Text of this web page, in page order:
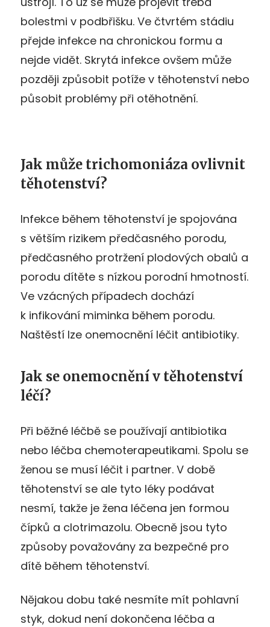
bolestmi v podbřišku. Ve čtvrtém stádiu
přejde infekce na chronickou formu a
nejde vidět. Skrytá infekce ovšem může
později způsobit potíže v těhotenství nebo
působit problémy při otěhotnění.
Jak může trichomoniáza ovlivnit
těhotenství?
Infekce během těhotenství je spojována
s větším rizikem předčasného porodu,
předčasného protržení plodových obalů a
porodu dítěte s nízkou porodní hmotností.
Ve vzácných případech dochází
k infikování miminka během porodu.
Naštěstí lze onemocnění léčit antibiotiky.
Jak se onemocnění v těhotenství
léčí?
Při běžné léčbě se používají antibiotika
nebo léčba chemoterapeutikami. Spolu se
ženou se musí léčit i partner. V době
těhotenství se ale tyto léky podávat
nesmí, takže je žena léčena jen formou
čípků a clotrimazolu. Obecně jsou tyto
způsoby považovány za bezpečné pro
dítě během těhotenství.
Nějakou dobu také nesmíte mít pohlavní
styk, dokud není dokončena léčba a